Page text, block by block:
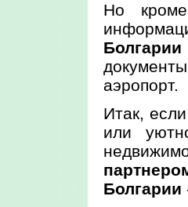
Но
Болгарии
аэропорт.
Итак,
или
Болгарии